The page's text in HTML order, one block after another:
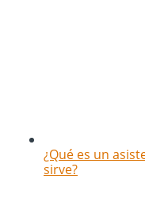
¿Qué es un
sirve?